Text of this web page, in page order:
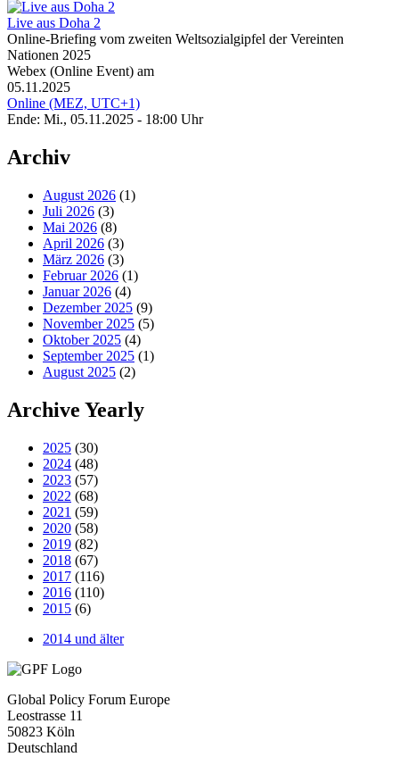
Live aus Doha 2
Online-Briefing vom zweiten Weltsozialgipfel der Vereinten
Nationen 2025
Webex (Online Event) am
05.11.2025
Online (MEZ, UTC+1)
Ende: Mi., 05.11.2025 - 18:00 Uhr
Archiv
August 2026 (1)
Juli 2026 (3)
Mai 2026 (8)
April 2026 (3)
März 2026 (3)
Februar 2026 (1)
Januar 2026 (4)
Dezember 2025 (9)
November 2025 (5)
Oktober 2025 (4)
September 2025 (1)
August 2025 (2)
Archive Yearly
2025 (30)
2024 (48)
2023 (57)
2022 (68)
2021 (59)
2020 (58)
2019 (82)
2018 (67)
2017 (116)
2016 (110)
2015 (6)
2014 und älter
Global Policy Forum Europe
Leostrasse 11
50823 Köln
Deutschland